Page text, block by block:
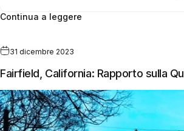
Continua a leggere
31 dicembre 2023
Fairfield, California: Rapporto sulla